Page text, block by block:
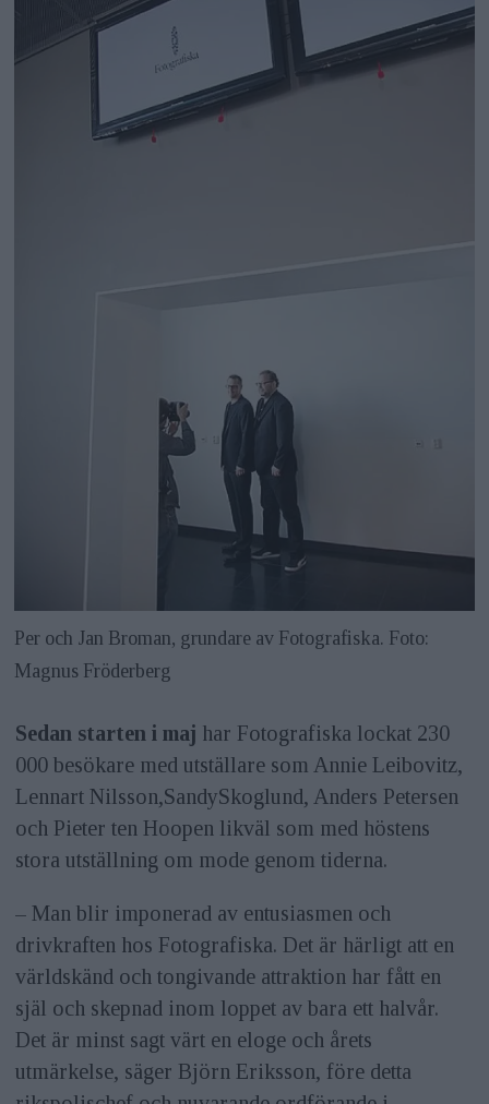
Per och Jan Broman, grundare av Fotografiska. Foto:
Magnus Fröderberg
Sedan starten i maj har Fotografiska lockat 230
000 besökare med utställare som Annie Leibovitz,
Lennart Nilsson,SandySkoglund, Anders Petersen
och Pieter ten Hoopen likväl som med höstens
stora utställning om mode genom tiderna.
– Man blir imponerad av entusiasmen och
drivkraften hos Fotografiska. Det är härligt att en
världskänd och tongivande attraktion har fått en
själ och skepnad inom loppet av bara ett halvår.
Det är minst sagt värt en eloge och årets
utmärkelse, säger Björn Eriksson, före detta